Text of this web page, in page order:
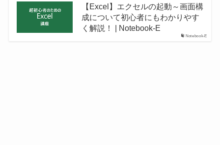
Notebook-E
【Excel】エクセルの起動～画面構
成について初心者にもわかりやす
く解説！ | Notebook-E